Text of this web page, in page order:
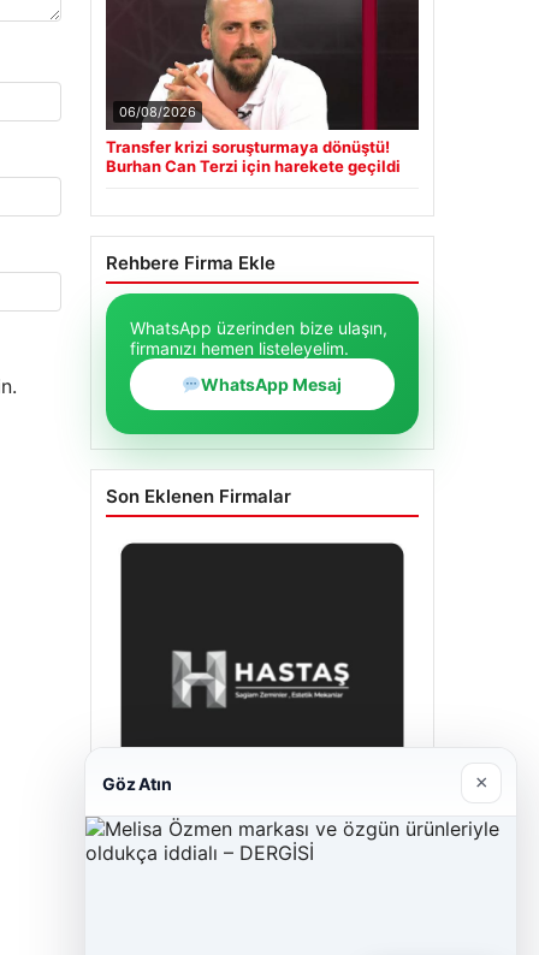
06/08/2026
Transfer krizi soruşturmaya dönüştü!
Burhan Can Terzi için harekete geçildi
Rehbere Firma Ekle
WhatsApp üzerinden bize ulaşın,
firmanızı hemen listeleyelim.
WhatsApp Mesaj
Son Eklenen Firmalar
Hastaş Beton
Göz Atın ×